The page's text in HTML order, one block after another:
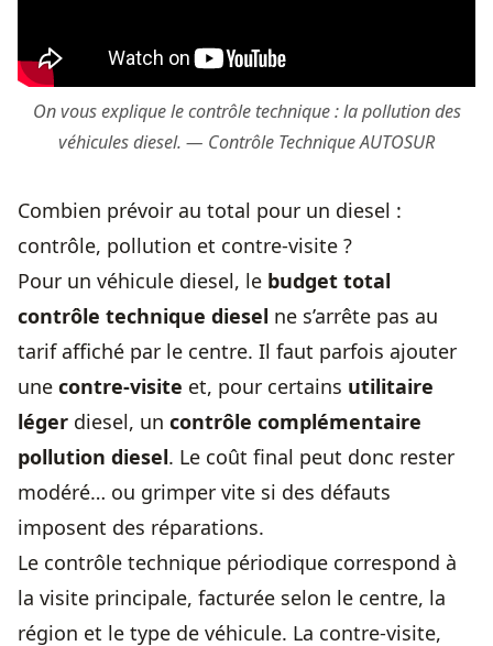
On vous explique le contrôle technique : la pollution des
véhicules diesel. — Contrôle Technique AUTOSUR
Combien prévoir au total pour un diesel :
contrôle, pollution et contre-visite ?
Pour un véhicule diesel, le budget total
contrôle technique diesel ne s’arrête pas au
tarif affiché par le centre. Il faut parfois ajouter
une contre-visite et, pour certains utilitaire
léger diesel, un contrôle complémentaire
pollution diesel. Le coût final peut donc rester
modéré… ou grimper vite si des défauts
imposent des réparations.
Le contrôle technique périodique correspond à
la visite principale, facturée selon le centre, la
région et le type de véhicule. La contre-visite,